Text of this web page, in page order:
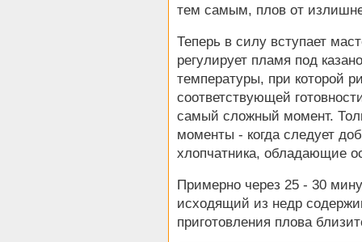
тем самым, плов от
Теперь в силу вступает
регулирует пламя под
температуры, при которой
соответствующей
самый сложный момент.
моменты - когда следует
хлопчатника, обладающие
Примерно через 25 - 30
исходящий из недр
приготовления плова